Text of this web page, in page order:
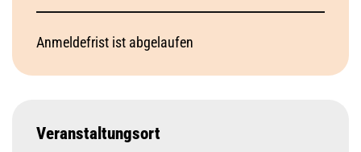
Anmeldefrist ist abgelaufen
Veranstaltungsort